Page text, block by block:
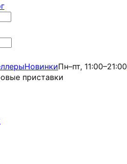
НовинкиПн–пт, 11:00–21:00
приставки